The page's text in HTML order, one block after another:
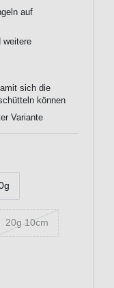
auf
weitere
sich die
können
Variante
20g 10cm